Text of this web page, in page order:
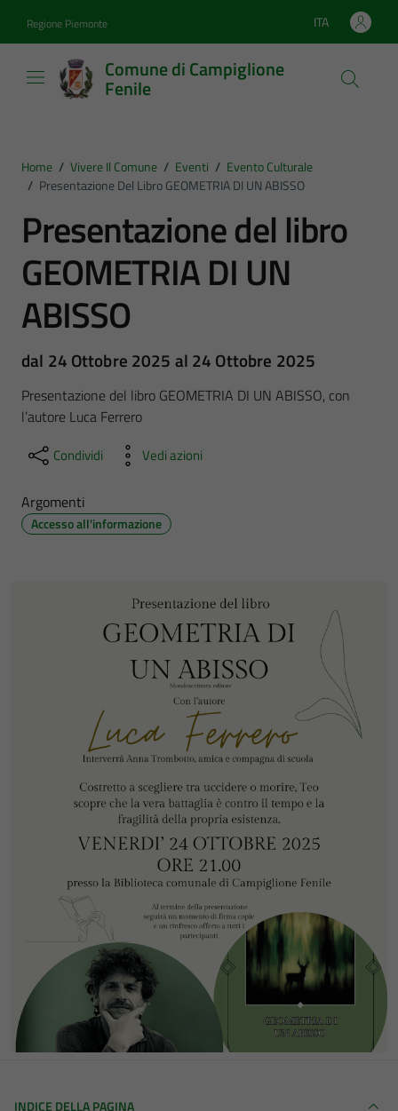
Regione Piemonte Lingua attiva:
ITA
Comune di Campiglione
Fenile
Home / Vivere Il Comune / Eventi / Evento Culturale
/ Presentazione Del Libro GEOMETRIA DI UN ABISSO
Presentazione del libro
GEOMETRIA DI UN
ABISSO
dal 24 Ottobre 2025 al 24 Ottobre 2025
Presentazione del libro GEOMETRIA DI UN ABISSO, con
l’autore Luca Ferrero
Condividi Vedi azioni
Argomenti
Accesso all'informazione
INDICE DELLA PAGINA